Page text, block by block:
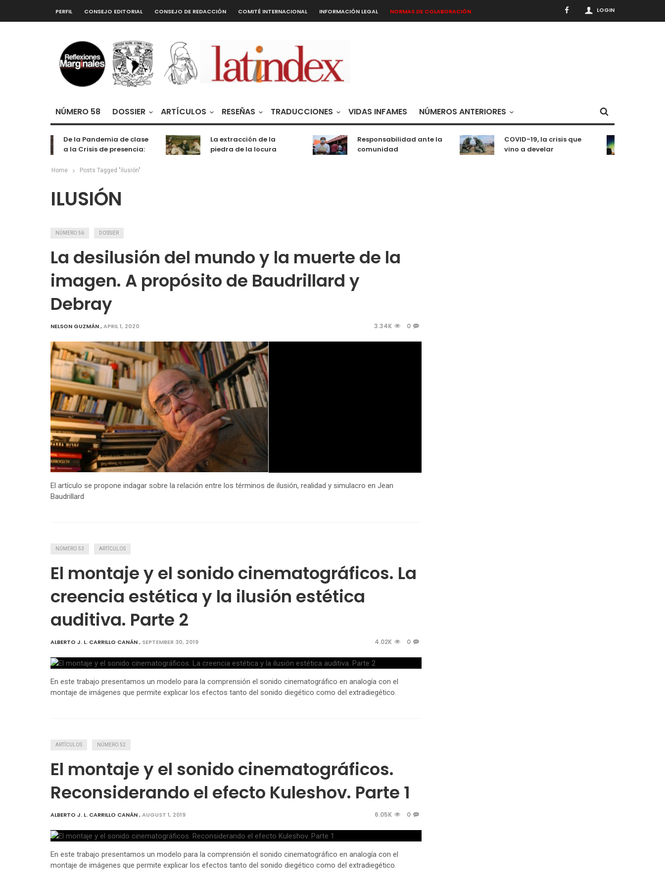
LOGIN
PERFIL CONSEJO EDITORIAL CONSEJO DE REDACCIÓN COMITÉ INTERNACIONAL INFORMACIÓN LEGAL NORMAS DE COLABORACIÓN
NÚMERO 58 DOSSIER ARTÍCULOS RESEÑAS TRADUCCIONES VIDAS INFAMES NÚMEROS ANTERIORES
De la Pandemia de clase
a la Crisis de presencia:
entretenimiento
La extracción de la
piedra de la locura
Responsabilidad ante la
comunidad
COVID-19, la crisis que
vino a develar
Home Posts Tagged "ilusión"
ILUSIÓN
NÚMERO 56 DOSSIER
La desilusión del mundo y la muerte de la
imagen. A propósito de Baudrillard y
Debray
NELSON GUZMÁN,APRIL 1, 2020 3.34K 0
El artículo se propone indagar sobre la relación entre los términos de ilusión, realidad y simulacro en Jean
Baudrillard
NÚMERO 53 ARTÍCULOS
El montaje y el sonido cinematográficos. La
creencia estética y la ilusión estética
auditiva. Parte 2
ALBERTO J. L. CARRILLO CANÁN, SEPTEMBER 30, 2019 4.02K 0
En este trabajo presentamos un modelo para la comprensión el sonido cinematográfico en analogía con el
montaje de imágenes que permite explicar los efectos tanto del sonido diegético como del extradiegético.
ARTÍCULOS NÚMERO 52
El montaje y el sonido cinematográficos.
Reconsiderando el efecto Kuleshov. Parte 1
ALBERTO J. L. CARRILLO CANÁN,AUGUST 1, 2019 6.05K 0
En este trabajo presentamos un modelo para la comprensión el sonido cinematográfico en analogía con el
montaje de imágenes que permite explicar los efectos tanto del sonido diegético como del extradiegético.